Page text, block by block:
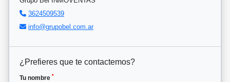
3624509539
info@grupobel.com.ar
¿Prefieres que te contactemos?
Tu nombre *